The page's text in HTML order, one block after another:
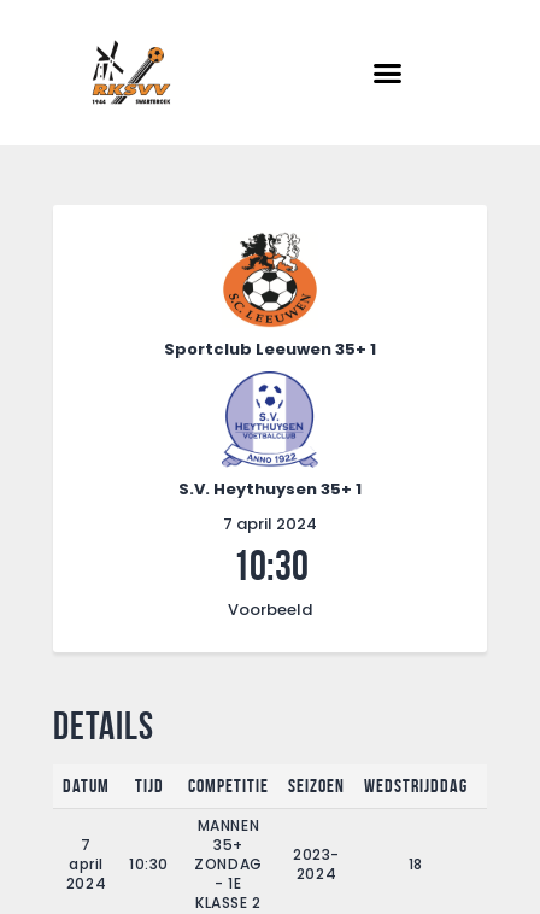
Evenementen
Foto album
Sportclub Leeuwen 35+ 1
S.V. Heythuysen 35+ 1
7 april 2024
10:30
Voorbeeld
Details
Datum Tijd Competitie Seizoen Wedstrijddag
7
april
2024
10:30
MANNEN
35+
ZONDAG
- 1E
KLASSE 2
2023-
2024
18